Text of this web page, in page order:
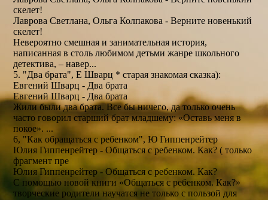
скелет!
Лаврова Светлана, Ольга Колпакова - Верните новенький
скелет!
Невероятно смешная и занимательная история,
написанная в столь любимом детьми жанре школьного
детектива, – навер...
5. "Два брата", Е Шварц * старая знакомая сказка):
Евгений Шварц - Два брата
Евгений Шварц - Два брата
Жили были два брата. Все бы ничего, да только очень
часто говорил старший брат младшему: «Оставь меня в
покое». ...
6, "Как обращаться с ребенком", Ю Гиппенрейтер
Юлия Гиппенрейтер - Общаться с ребенком. Как? ( только
фрагмент пре
Юлия Гиппенрейтер - Общаться с ребенком. Как?
С помощью новой книги «Общаться с ребенком. Как?»
творческие родители научатся не только с пользой для